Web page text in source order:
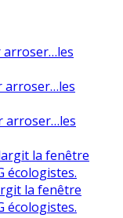
arroser…les
arroser…les
arroser…les
la fenêtre
écologistes.
la fenêtre
écologistes.